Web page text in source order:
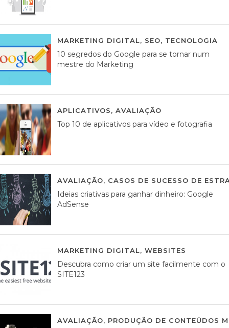
MARKETING DIGITAL, SEO, TECNOLOGIA
10 segredos do Google para se tornar num
mestre do Marketing
APLICATIVOS, AVALIAÇÃO
Top 10 de aplicativos para vídeo e fotografia
AVALIAÇÃO, CASOS DE SUCESSO DE
Ideias criativas para ganhar dinheiro: Google
AdSense
MARKETING DIGITAL, WEBSITES
Descubra como criar um site facilmente com o
SITE123
AVALIAÇÃO, PRODUÇÃO DE CONTEÚDOS